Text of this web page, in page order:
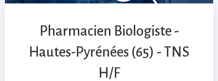
Pharmacien Biologiste -
Hautes-Pyrénées (65) - TNS
H/F